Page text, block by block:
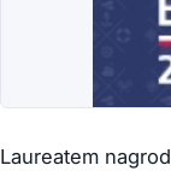
Laureatem